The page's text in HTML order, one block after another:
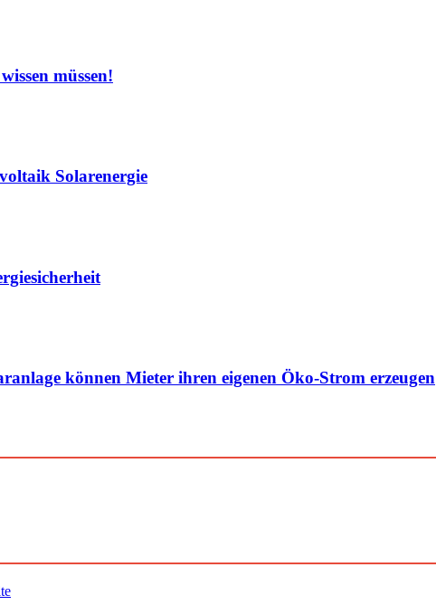
müssen!
Solarenergie
können Mieter ihren eigenen Öko-Strom erzeugen